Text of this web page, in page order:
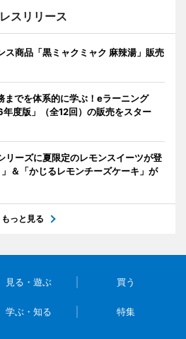
スリリース
ス商品「黒ミャクミャク 麻辣湯」販売
までを体系的に学ぶ！eラーニング
年度版」（全12回）の販売をスター
リーズに夏限定のレモンスイーツが登
＆「かじるレモンチーズケーキ」が
もっと見る
見る・遊ぶ 買う
学ぶ・知る 特集